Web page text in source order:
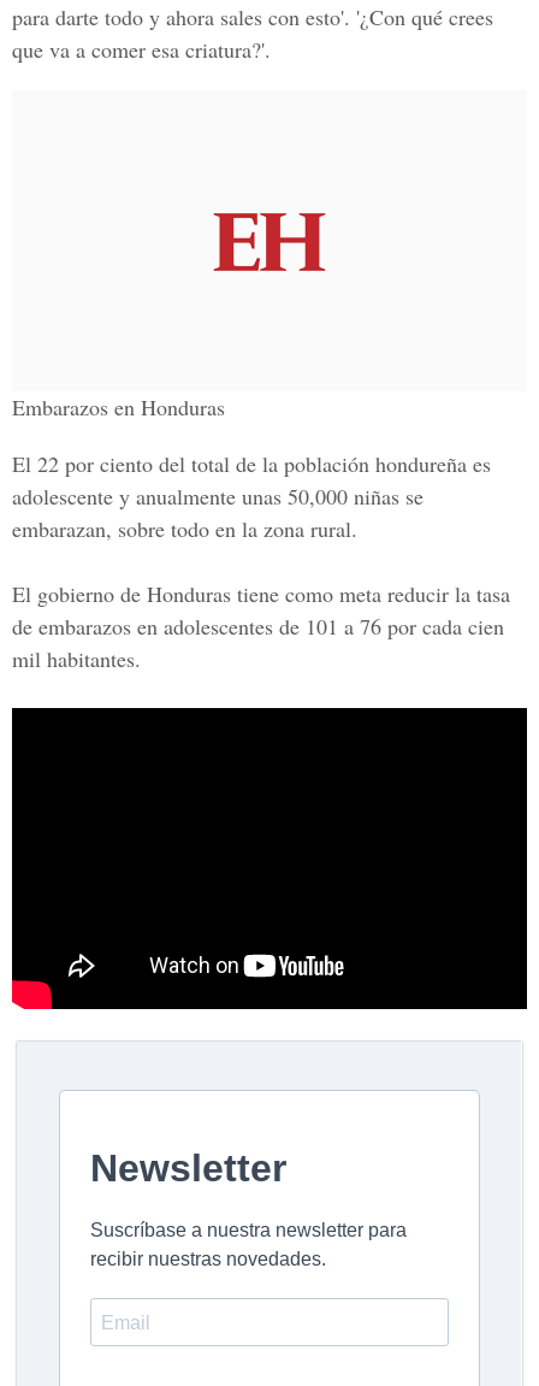
para darte todo y ahora sales con esto'. '¿Con qué crees
que va a comer esa criatura?'.
Embarazos en Honduras
El 22 por ciento del total de la población hondureña es
adolescente y anualmente unas 50,000 niñas se
embarazan, sobre todo en la zona rural.
El gobierno de Honduras tiene como meta reducir la tasa
de embarazos en adolescentes de 101 a 76 por cada cien
mil habitantes.